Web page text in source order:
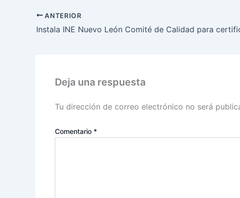
ANTERIOR
Deja una respuesta
Tu dirección de correo electrónico no será
Comentario *